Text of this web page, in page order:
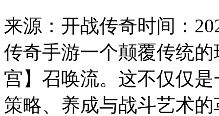
来源：开战传奇时间：
传奇手游一个颠覆传统
宫】召唤流。这不仅仅
策略、养成与战斗艺术